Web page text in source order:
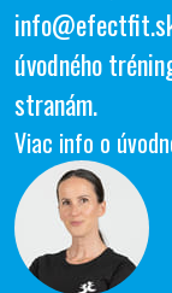
úvodného
stranám.
Viac info o